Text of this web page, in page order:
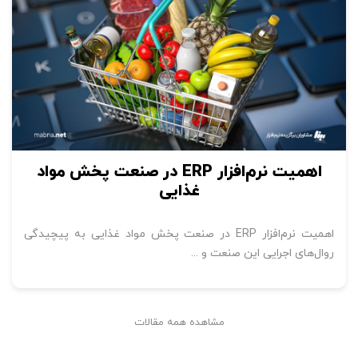
اهمیت نرم‌افزار ERP در صنعت پخش مواد
غذایی
اهمیت نرم‌افزار ERP در صنعت پخش مواد غذایی به پیچیدگی
روال‌های اجرایی این صنعت و ...
مشاهده همه مقالات